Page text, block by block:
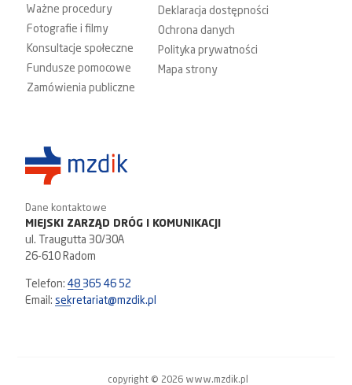
Ważne procedury
Fotografie i filmy
Konsultacje społeczne
Fundusze pomocowe
Zamówienia publiczne
Deklaracja dostępności
Ochrona danych
Polityka prywatności
Mapa strony
Dane kontaktowe
MIEJSKI ZARZĄD DRÓG I KOMUNIKACJI
ul. Traugutta 30/30A
26-610 Radom
Telefon:48 365 46 52
Email:sekretariat@mzdik.pl
copyright © 2026 www.mzdik.pl